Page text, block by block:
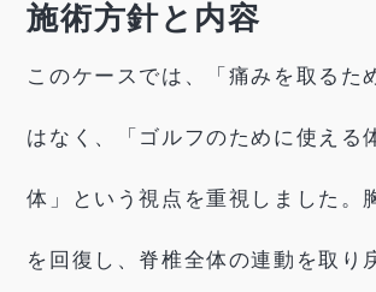
施術方針と内容
このケースでは、「痛みを取るた
はなく、「ゴルフのために使える
体」という視点を重視しました。
を回復し、脊椎全体の連動を取り